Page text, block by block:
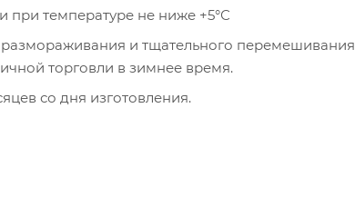
при температуре не ниже +5°С
и тщательного перемешивания
торговли в зимнее время.
со дня изготовления.